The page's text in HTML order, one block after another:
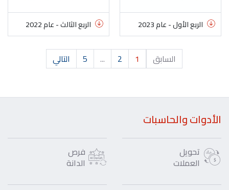
الربع الأول - عام 2023 الربع الثالث - عام 2022
السابق 1
2
...
5 التالي
الأدوات والحاسبات
تحويل
العملات
فرص
الدانة